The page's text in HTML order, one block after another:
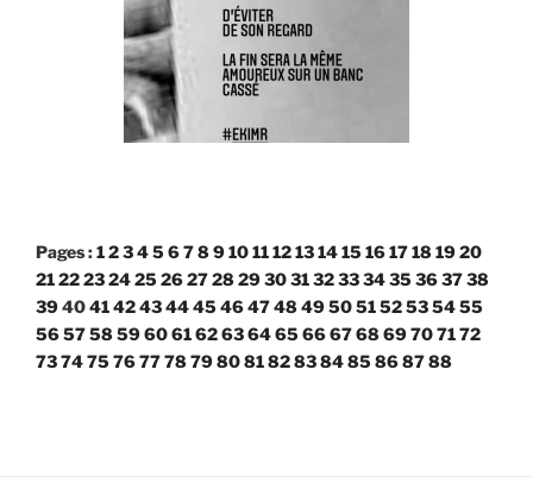
Pages :12345 678 9101112131415 161718 1920
2122232425 262728 29303132333435 363738
39404142434445 464748 49505152535455
565758 59606162636465 666768 69707172
737475 767778 79808182838485 868788